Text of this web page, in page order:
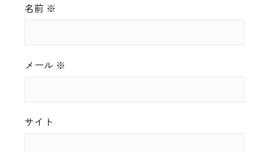
名前 ※
メール ※
サイト